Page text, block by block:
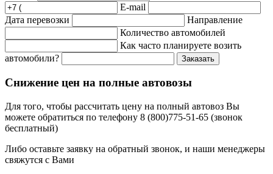
E-mail
Дата перевозки
Направление
Количество автомобилей
Как часто планируете возить
автомобили?
Заказать
Снижение цен на полные автовозы
Для того, чтобы рассчитать цену на полный автовоз Вы
можете обратиться по телефону 8 (800)775-51-65 (звонок
бесплатный)
Либо оставьте заявку на обратный звонок, и наши менеджеры
свяжутся с Вами